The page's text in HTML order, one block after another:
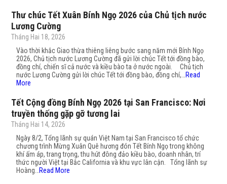
Thư chúc Tết Xuân Bính Ngọ 2026 của Chủ tịch nước
Lương Cường
Tháng Hai 18, 2026
Vào thời khắc Giao thừa thiêng liêng bước sang năm mới Bính Ngọ
2026, Chủ tịch nước Lương Cường đã gửi lời chúc Tết tới đồng bào,
đồng chí, chiến sĩ cả nước và kiều bào ta ở nước ngoài. Chủ tịch
nước Lương Cường gửi lời chúc Tết tới đồng bào, đồng chí,… Read
More
Tết Cộng đồng Bính Ngọ 2026 tại San Francisco: Nơi
truyền thống gặp gỡ tương lai
Tháng Hai 14, 2026
Ngày 8/2, Tổng lãnh sự quán Việt Nam tại San Francisco tổ chức
chương trình Mừng Xuân Quê hương đón Tết Bính Ngọ trong không
khí ấm áp, trang trọng, thu hút đông đảo kiều bào, doanh nhân, trí
thức người Việt tại Bắc California và khu vực lân cận. Tổng lãnh sự
Hoàng… Read More